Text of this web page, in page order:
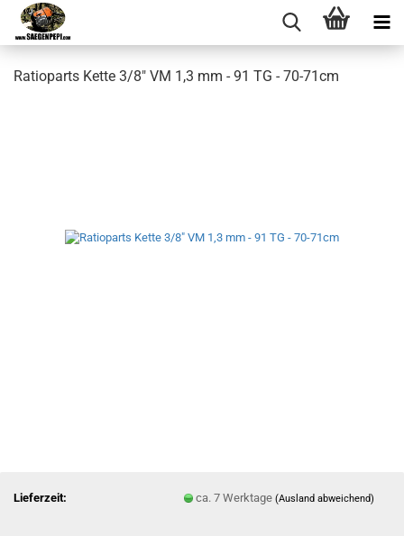
Ratioparts Kette 3/8" VM 1,3 mm - 91 TG - 70-71cm
Lieferzeit: ca. 7 Werktage(Ausland abweichend)